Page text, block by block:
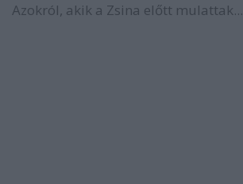
Azokról, akik a Zsina előtt mulattak...